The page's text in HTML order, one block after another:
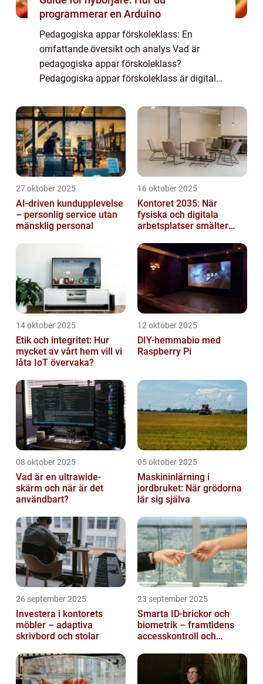
programmerar en Arduino
Pedagogiska appar förskoleklass: En
omfattande översikt och analys Vad är
pedagogiska appar förskoleklass?
Pedagogiska appar förskoleklass är digitala
lärandet och utvecklingen hos förskolebarn.
Dessa appar är ...
27 oktober 2025
AI-driven kundupplevelse
– personlig service utan
mänsklig personal
16 oktober 2025
Kontoret 2035: När
fysiska och digitala
arbetsplatser smälter
14 oktober 2025
Etik och integritet: Hur
mycket av vårt hem vill vi
låta IoT övervaka?
12 oktober 2025
DIY-hemmabio med
Raspberry Pi
08 oktober 2025
Vad är en ultrawide-
skärm och när är det
användbart?
05 oktober 2025
Maskininlärning i
jordbruket: När grödorna
lär sig själva
26 september 2025
Investera i kontorets
möbler – adaptiva
skrivbord och stolar
23 september 2025
Smarta ID-brickor och
biometrik – framtidens
accesskontroll och